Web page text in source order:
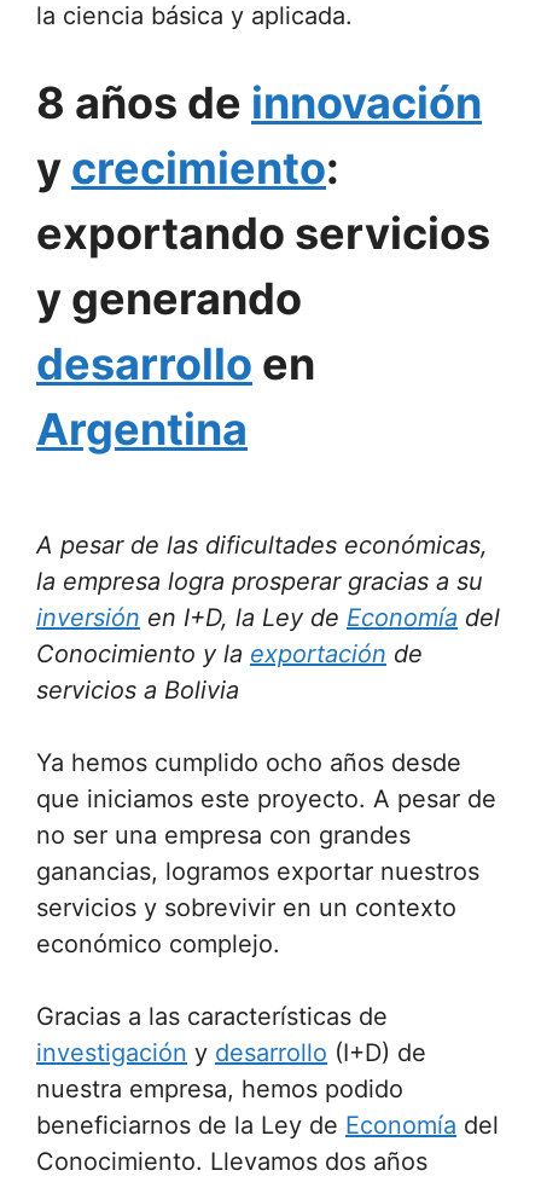
la ciencia básica y aplicada.
8 años de innovación
y crecimiento:
exportando servicios
y generando
desarrollo en
Argentina
A pesar de las dificultades económicas,
la empresa logra prosperar gracias a su
inversión en I+D, la Ley de Economía del
Conocimiento y la exportación de
servicios a Bolivia
Ya hemos cumplido ocho años desde
que iniciamos este proyecto. A pesar de
no ser una empresa con grandes
ganancias, logramos exportar nuestros
servicios y sobrevivir en un contexto
económico complejo.
Gracias a las características de
investigación y desarrollo (I+D) de
nuestra empresa, hemos podido
beneficiarnos de la Ley de Economía del
Conocimiento. Llevamos dos años